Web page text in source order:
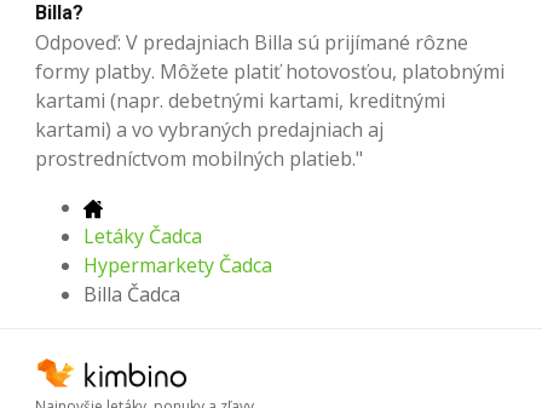
Billa?
Odpoveď: V predajniach Billa sú prijímané rôzne
formy platby. Môžete platiť hotovosťou, platobnými
kartami (napr. debetnými kartami, kreditnými
kartami) a vo vybraných predajniach aj
prostredníctvom mobilných platieb."
Letáky Čadca
Hypermarkety Čadca
Billa Čadca